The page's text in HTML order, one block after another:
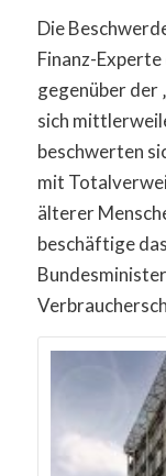
Die
Finanz-
gegenüber der
sich
beschwerten
mit
älterer
beschäftige